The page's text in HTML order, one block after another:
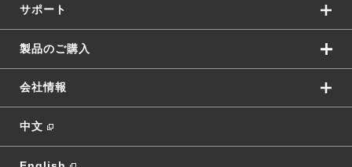
サポート
製品のご購入
会社情報
中文